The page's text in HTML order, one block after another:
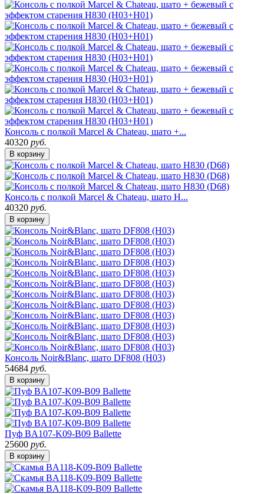
Консоль с полкой Marcel & Chateau, шато +...
40320 руб.
В корзину
Консоль с полкой Marcel & Chateau, шато H...
40320 руб.
В корзину
Консоль Noir&Blanc, шато DF808 (H03)
54684 руб.
В корзину
Пуф BA107-K09-B09 Ballette
25600 руб.
В корзину